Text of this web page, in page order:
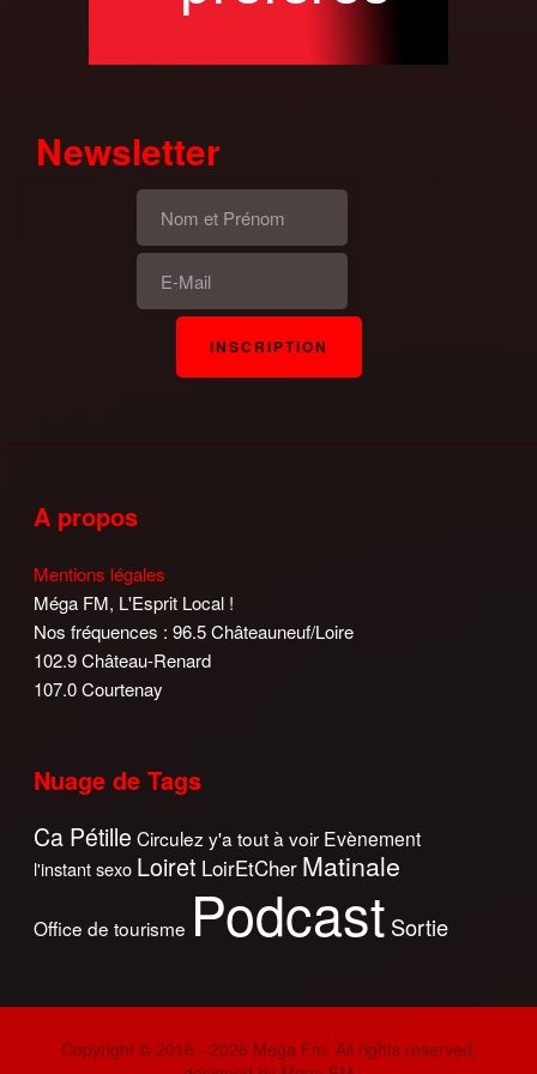
Newsletter
A propos
Mentions légales
Méga FM, L'Esprit Local !
Nos fréquences : 96.5 Châteauneuf/Loire
102.9 Château-Renard
107.0 Courtenay
Nuage de Tags
Ca Pétille Circulez y'a tout à voir Evènement
l'instant sexo Loiret LoirEtCher Matinale
Office de tourisme Podcast Sortie
Copyright © 2016 - 2026 Mega Fm. All rights reserved.